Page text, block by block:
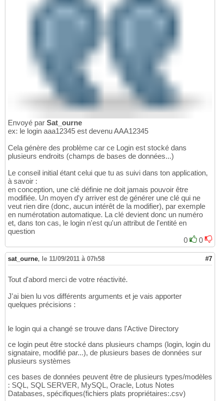
Envoyé par Sat_ourne
ex: le login aaa12345 est devenu AAA12345
Cela génère des problème car ce Login est stocké dans
plusieurs endroits (champs de bases de données...)
Le conseil initial étant celui que tu as suivi dans ton application,
à savoir :
en conception, une clé définie ne doit jamais pouvoir être
modifiée. Un moyen d'y arriver est de générer une clé qui ne
veut rien dire (donc, aucun intérêt de la modifier), par exemple
en numérotation automatique. La clé devient donc un numéro
et, dans ton cas, le login n'est qu'un attribut de l'entité en
question
0
0
sat_ourne, le 11/09/2011 à 07h58 #7
Tout d'abord merci de votre réactivité.
J'ai bien lu vos différents arguments et je vais apporter
quelques précisions :
le login qui a changé se trouve dans l'Active Directory
ce login peut être stocké dans plusieurs champs (login, login du
signataire, modifié par...), de plusieurs bases de données sur
plusieurs systèmes
ces bases de données peuvent être de plusieurs types/modèles
: SQL, SQL SERVER, MySQL, Oracle, Lotus Notes
Databases, spécifiques(fichiers plats propriétaires:.csv)